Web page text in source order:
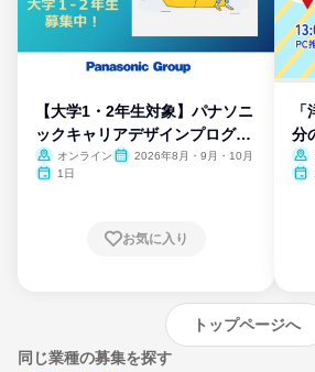
【大学1・2年生対象】パナソニ
ックキャリアデザインプログラ
ム
オンライン
2026年8月・9月・10月
1日
お気に入り
分
トップページへ
同じ業種の募集を探す